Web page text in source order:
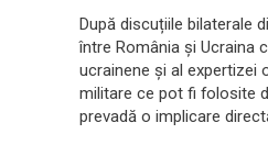
După discuțiile bilaterale
între România și Ucraina
ucrainene și al expertizei
militare ce pot fi folosite
prevadă o implicare